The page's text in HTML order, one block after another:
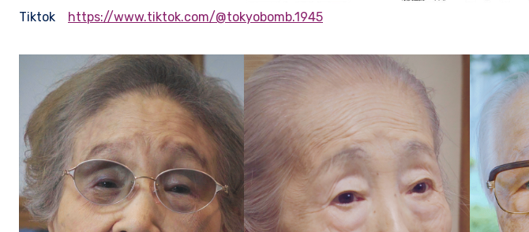
Tiktok https://www.tiktok.com/@tokyobomb.1945